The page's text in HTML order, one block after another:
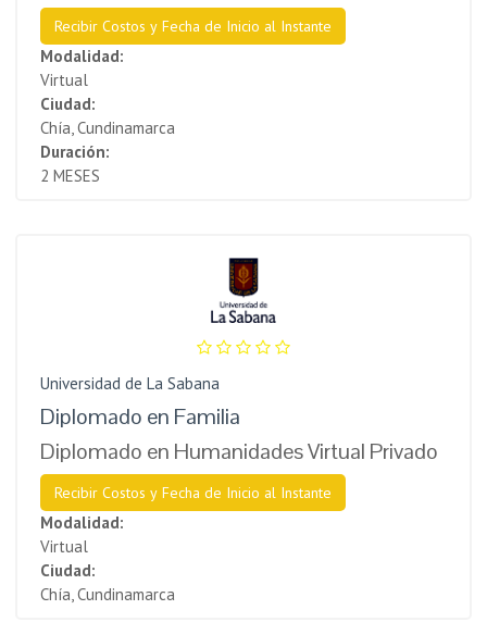
Recibir Costos y Fecha de Inicio al Instante
Modalidad:
Virtual
Ciudad:
Chía, Cundinamarca
Duración:
2 MESES
Universidad de La Sabana
Diplomado en Familia
Diplomado en Humanidades Virtual Privado
Recibir Costos y Fecha de Inicio al Instante
Modalidad:
Virtual
Ciudad:
Chía, Cundinamarca